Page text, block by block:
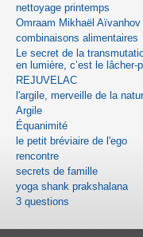
nettoyage printemps
Omraam Mikhaël
combinaisons alimentaires
Le secret de la
en lumière, c’est le lâcher-
REJUVELAC
l'argile, merveille de la
Argile
Équanimité
le petit bréviaire de l'ego
rencontre
secrets de famille
yoga shank prakshalana
3 questions